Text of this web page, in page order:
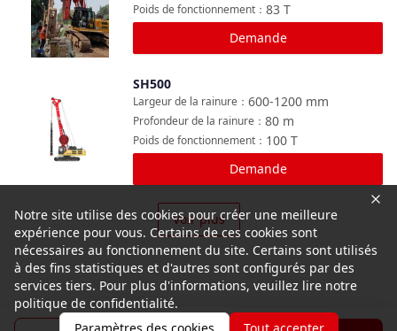
83 T
Poids de fonctionnement ：
Demande
SH500
600-1200 mm
Largeur de la rainure ：
80 m
Profondeur de la rainure ：
100 T
Poids de fonctionnement ：
Demande
Voir plus
Notre site utilise des cookies pour créer une meilleure
expérience pour vous. Certains de ces cookies sont
nécessaires au fonctionnement du site. Certains sont utilisés
à des fins statistiques et d'autres sont configurés par des
services tiers. Pour plus d'informations, veuillez lire notre
politique de confidentialité.